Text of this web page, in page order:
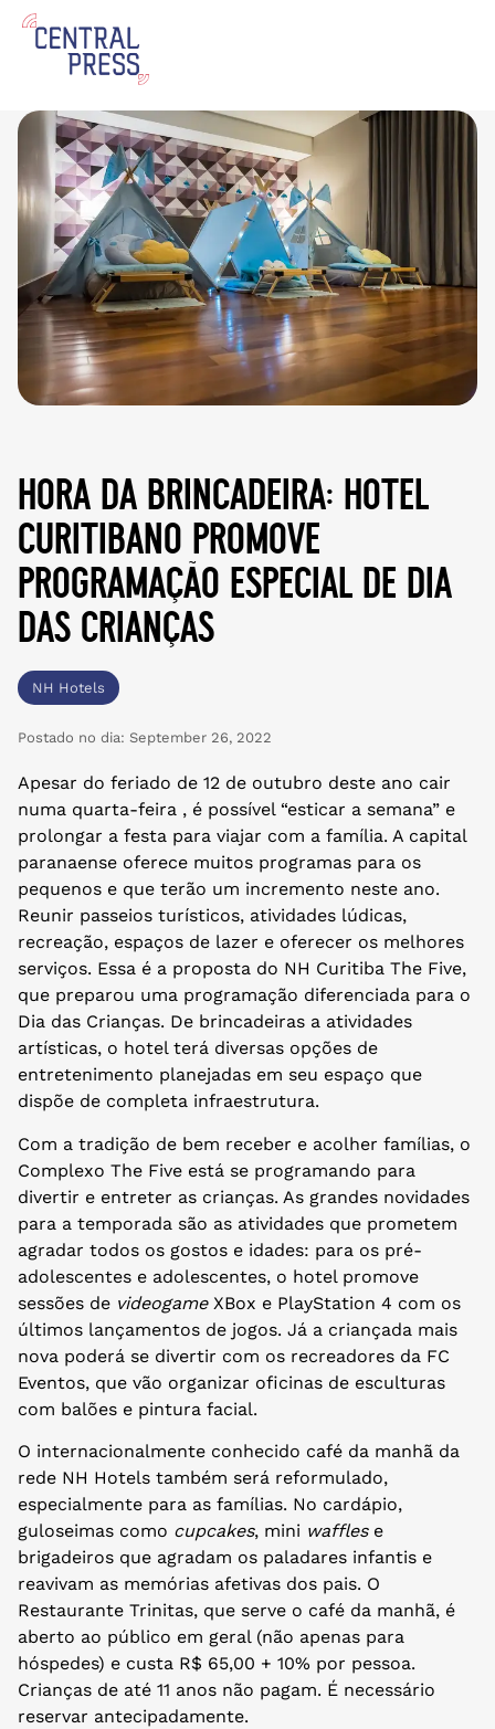
hora da brincadeira: hotel
curitibano promove
programação especial de dia
das crianças
NH Hotels
Postado no dia: September 26, 2022
Apesar do feriado de 12 de outubro deste ano cair
numa quarta-feira , é possível “esticar a semana” e
prolongar a festa para viajar com a família. A capital
paranaense oferece muitos programas para os
pequenos e que terão um incremento neste ano.
Reunir passeios turísticos, atividades lúdicas,
recreação, espaços de lazer e oferecer os melhores
serviços. Essa é a proposta do NH Curitiba The Five,
que preparou uma programação diferenciada para o
Dia das Crianças. De brincadeiras a atividades
artísticas, o hotel terá diversas opções de
entretenimento planejadas em seu espaço que
dispõe de completa infraestrutura.
Com a tradição de bem receber e acolher famílias, o
Complexo The Five está se programando para
divertir e entreter as crianças. As grandes novidades
para a temporada são as atividades que prometem
agradar todos os gostos e idades: para os pré-
adolescentes e adolescentes, o hotel promove
sessões de videogame XBox e PlayStation 4 com os
últimos lançamentos de jogos. Já a criançada mais
nova poderá se divertir com os recreadores da FC
Eventos, que vão organizar oficinas de esculturas
com balões e pintura facial.
O internacionalmente conhecido café da manhã da
rede NH Hotels também será reformulado,
especialmente para as famílias. No cardápio,
guloseimas como cupcakes, mini waffles e
brigadeiros que agradam os paladares infantis e
reavivam as memórias afetivas dos pais. O
Restaurante Trinitas, que serve o café da manhã, é
aberto ao público em geral (não apenas para
hóspedes) e custa R$ 65,00 + 10% por pessoa.
Crianças de até 11 anos não pagam. É necessário
reservar antecipadamente.